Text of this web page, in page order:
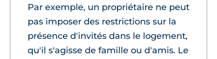
Par exemple, un propriétaire ne peut
pas imposer des restrictions sur la
présence d'invités dans le logement,
qu'il s'agisse de famille ou d'amis. Le